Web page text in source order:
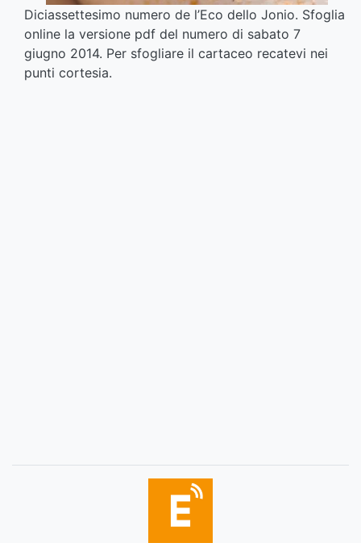
Diciassettesimo numero de l’Eco dello Jonio. Sfoglia
online la versione pdf del numero di sabato 7
giugno 2014. Per sfogliare il cartaceo recatevi nei
punti cortesia.